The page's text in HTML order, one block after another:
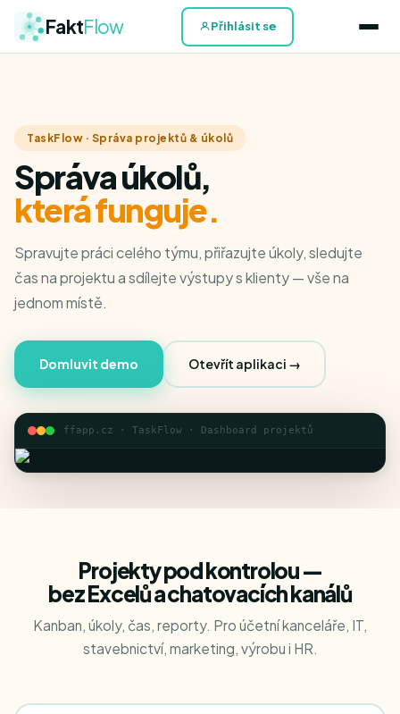
FaktFlow Přihlásit se
TaskFlow · Správa projektů & úkolů
Správa úkolů,
která funguje.
Spravujte práci celého týmu, přiřazujte úkoly, sledujte
čas na projektu a sdílejte výstupy s klienty — vše na
jednom místě.
Domluvit demo Otevřít aplikaci →
ffapp.cz · TaskFlow · Dashboard projektů
Projekty pod kontrolou —
bez Excelů a chatovacích kanálů
Kanban, úkoly, čas, reporty. Pro účetní kanceláře, IT,
stavebnictví, marketing, výrobu i HR.